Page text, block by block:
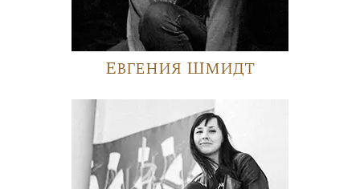
Евгения Шмидт